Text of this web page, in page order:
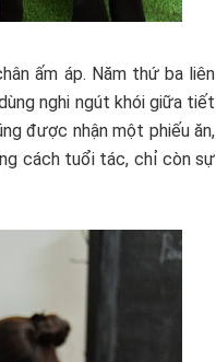
ấm áp. Năm thứ ba liên
nghi ngút khói giữa tiết
được nhận một phiếu ăn,
cách tuổi tác, chỉ còn sự